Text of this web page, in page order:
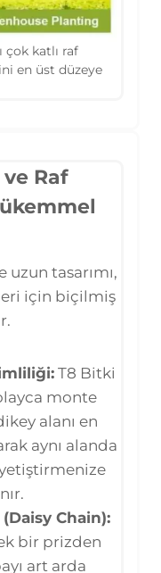
çok katlı raf
en üst düzeye
ve Raf
uzun tasarımı,
için biçilmiş
T8 Bitki
monte
alanı en
aynı alanda
Chain):
bir prizden
art arda